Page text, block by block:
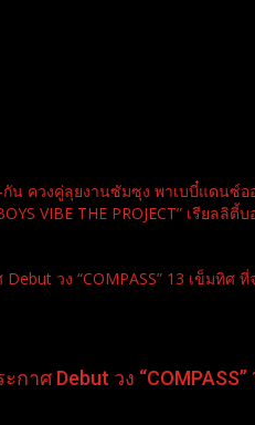
ควงคู่ลุยงานซัมซุง พาเบบี๋แดนซ์ออ
VIBE THE PROJECT” เรียล
วง “COMPASS” 13 เข็มทิศ
กาศ Debut วง